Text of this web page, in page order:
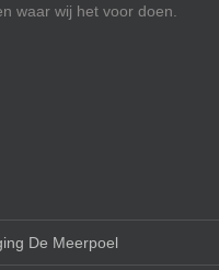
waar wij het voor doen.
De Meerpoel